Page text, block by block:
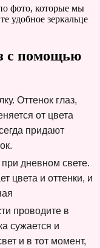
фото, которые мы
удобное зеркальце
с помощью
Оттенок глаз,
от цвета
придают
при дневном свете.
цвета и оттенки, и
проводите в
сужается и
и в тот момент,